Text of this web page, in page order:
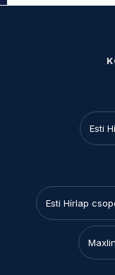
Esti
Esti Hírlap